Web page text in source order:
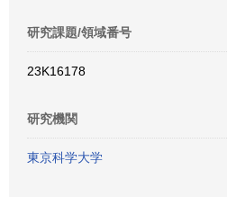
研究課題/領域番号
23K16178
研究機関
東京科学大学